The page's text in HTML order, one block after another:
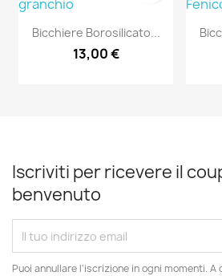
Bicchiere Borosilicato...
13,00 €
Iscriviti per ricevere il
benvenuto
Puoi annullare l'iscrizione in ogni momenti.